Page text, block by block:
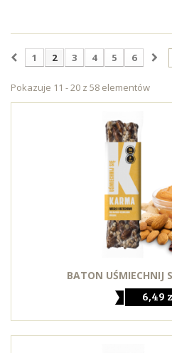
1 2 3 4 5 6
Pokazuje 11 - 20 z 58 elementów
BATON UŚMIECHNIJ
6,49